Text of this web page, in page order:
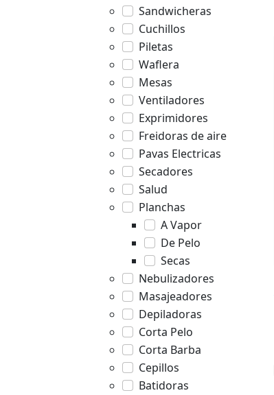
Sandwicheras
Cuchillos
Piletas
Waflera
Mesas
Ventiladores
Exprimidores
Freidoras de aire
Pavas Electricas
Secadores
Salud
Planchas
A Vapor
De Pelo
Secas
Nebulizadores
Masajeadores
Depiladoras
Corta Pelo
Corta Barba
Cepillos
Batidoras